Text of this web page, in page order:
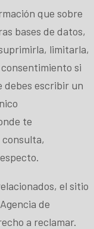
que sobre
bases de datos,
limitarla,
si
debes escribir un
te
el sitio
Agencia de
a reclamar.